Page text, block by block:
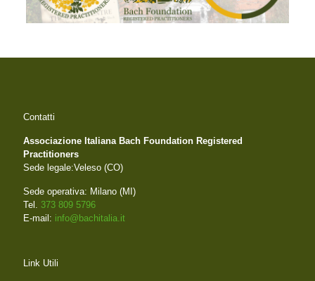
Contatti
Associazione Italiana Bach Foundation Registered
Practitioners
Sede legale:Veleso (CO)
Sede operativa: Milano (MI)
Tel. 373 809 5796
E-mail: info@bachitalia.it
Link Utili